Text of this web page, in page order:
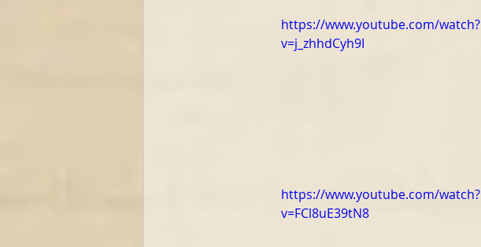
https://www.youtube.com/watch?
v=j_zhhdCyh9I
https://www.youtube.com/watch?
v=FCl8uE39tN8